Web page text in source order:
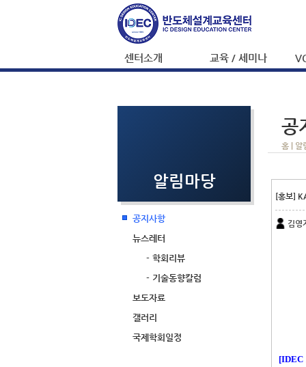
센터소개 교육 / 세미나
알림마당
공지사항
뉴스레터
- 학회리뷰
- 기술동향칼럼
보도자료
갤러리
국제학회일정
공
홈 | 알
[홍보]
김
[IDEC